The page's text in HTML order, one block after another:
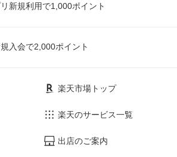
新規利用で1,000ポイント
入会で2,000ポイント
楽天市場トップ
楽天のサービス一覧
出店のご案内